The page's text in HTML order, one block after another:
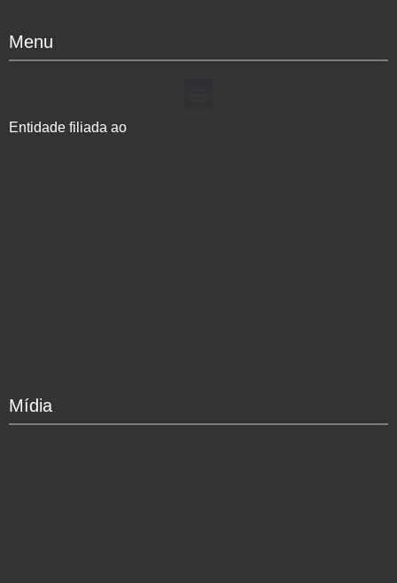
Menu
Entidade filiada ao
Mídia